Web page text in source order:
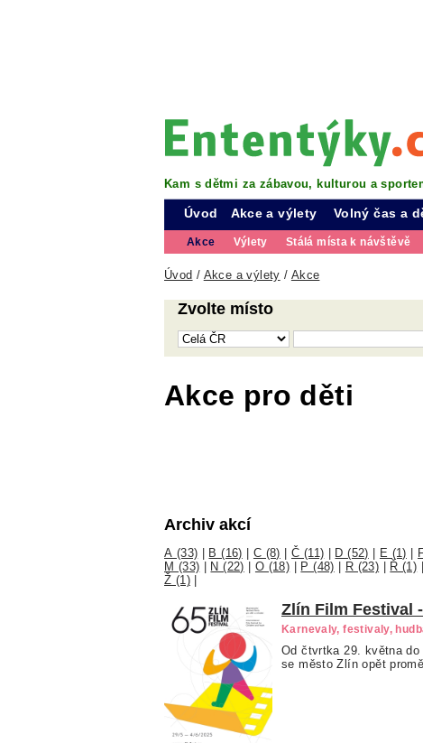
Kam s dětmi za zábavou, kulturou a
Úvod Akce a výlety
Akce Výlety Stálá místa k návštěvě
Volný čas a
Úvod / Akce a výlety / Akce
Zvolte místo
Akce pro děti
Archiv akcí
A (33) | B (16) | C (8) |Č (11) | D (52) | E (1) |
M (33) | N (22) | O (18) | P (48) | R (23) | Ř (1)
Ž (1)|
Zlín Film Festival
Karnevaly, festivaly,
Od čtvrtka 29. května
se město Zlín opět